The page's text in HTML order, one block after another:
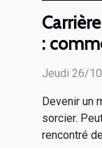
:
Jeudi 26/
Devenir un
sorcier.
rencontré